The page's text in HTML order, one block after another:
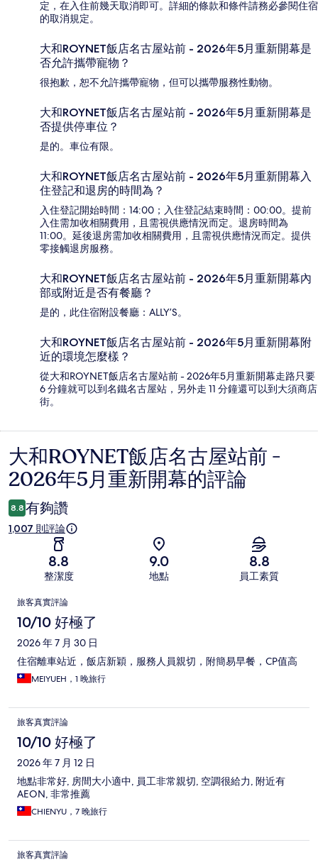
定，在入住前幾天取消即可。詳細的條款和條件請務必參閱住宿
的取消規定。
大和ROYNET飯店名古屋站前 - 2026年5月重新開幕是
否允許攜帶寵物？
很抱歉，恕不允許攜帶寵物，但可以攜帶服務性動物。
大和ROYNET飯店名古屋站前 - 2026年5月重新開幕是
否提供停車位？
是的。車位有限。
大和ROYNET飯店名古屋站前 - 2026年5月重新開幕入
住登記和退房的時間為？
入住登記開始時間：14:00；入住登記結束時間：00:00。提前
入住需加收相關費用，且需視供應情況而定。退房時間為
11:00。延後退房需加收相關費用，且需視供應情況而定。提供
零接觸退房服務。
大和ROYNET飯店名古屋站前 - 2026年5月重新開幕內
部或附近是否有餐廳？
是的，此住宿附設餐廳：ALLY’S。
大和ROYNET飯店名古屋站前 - 2026年5月重新開幕附
近的環境怎麼樣？
從大和ROYNET飯店名古屋站前 - 2026年5月重新開幕走路只要
6 分鐘就可以到名鐵名古屋站，另外走 11 分鐘還可以到大須商店
街。
評
論
大和ROYNET飯店名古屋站前 -
2026年5月重新開幕的評論
8.8 有夠讚
1,007 則評論
8.8
整潔度
9.0
地點
8.8
員工素質
評
論
旅客真實評論
10/10 好極了
2026 年 7 月 30 日
住宿離車站近，飯店新穎，服務人員親切，附簡易早餐，CP值高
MEIYUEH，1 晚旅行
旅客真實評論
10/10 好極了
2026 年 7 月 12 日
地點非常好, 房間大小適中, 員工非常親切, 空調很給力, 附近有
AEON, 非常推薦
CHIENYU，7 晚旅行
旅客真實評論